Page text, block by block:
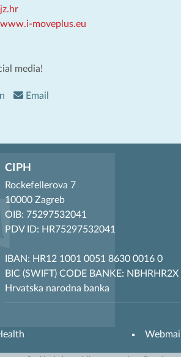
www.i-moveplus.eu
media!
Email
CIPH
Rockefellerova 7
10000 Zagreb
OIB: 75297532041
PDV ID: HR75297532041
IBAN: HR12 1001 0051 8630 0016 0
BIC (SWIFT) CODE BANKE: NBHRHR2X
Hrvatska narodna banka
Webmail